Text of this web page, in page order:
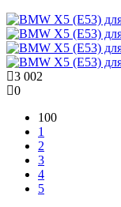
3 002
0
100
1
2
3
4
5